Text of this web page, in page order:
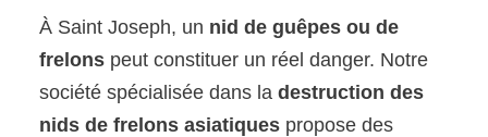
À Saint Joseph, un nid de guêpes ou de
frelons peut constituer un réel danger. Notre
société spécialisée dans ladestruction des
nids de frelons asiatiques propose des